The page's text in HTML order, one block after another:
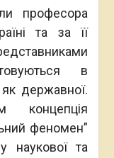
професора
та за її
в
як державної.
концепція
феномен”
наукової та